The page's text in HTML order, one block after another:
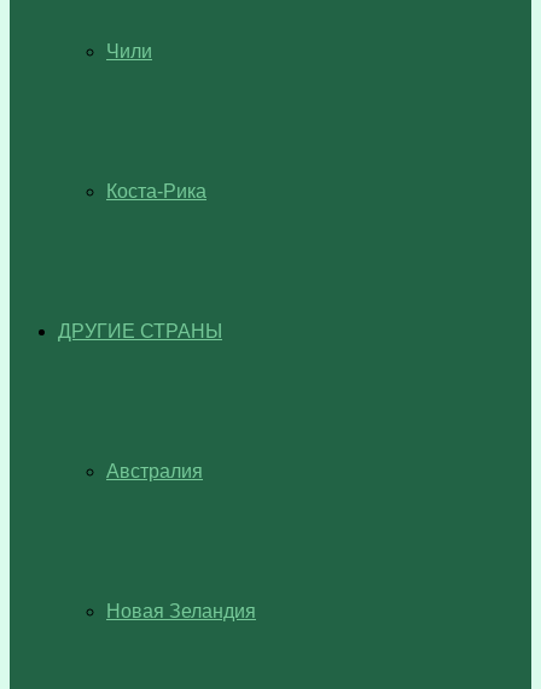
Чили
Коста-Рика
ДРУГИЕ СТРАНЫ
Австралия
Новая Зеландия